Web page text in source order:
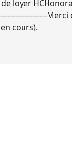
loyer
cours).